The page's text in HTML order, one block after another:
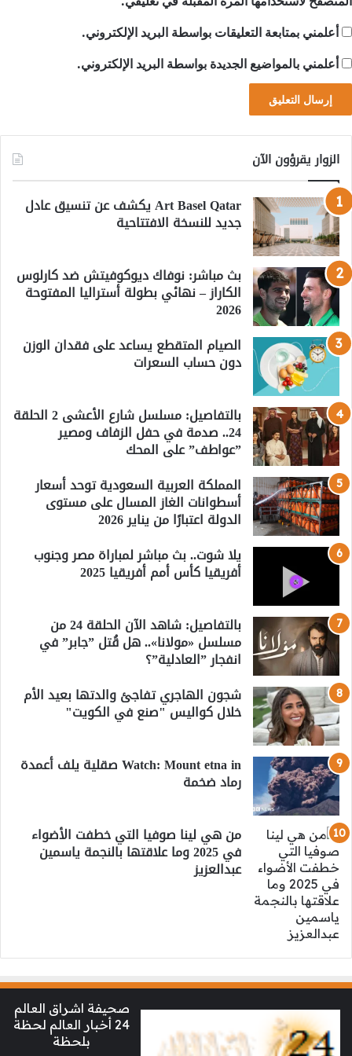
أعلمني بمتابعة التعليقات بواسطة البريد الإلكتروني.
أعلمني بالمواضيع الجديدة بواسطة البريد الإلكتروني.
الزوار يقرؤون الآن
Art Basel Qatar يكشف عن تنسيق عادل
جديد للنسخة الافتتاحية
بث مباشر: نوفاك ديوكوفيتش ضد كارلوس
الكاراز – نهائي بطولة أستراليا المفتوحة
2026
الصيام المتقطع يساعد على فقدان الوزن
دون حساب السعرات
بالتفاصيل: مسلسل شارع الأعشى 2 الحلقة
24.. صدمة في حفل الزفاف ومصير
”عواطف” على المحك
المملكة العربية السعودية توحد أسعار
أسطوانات الغاز المسال على مستوى
الدولة اعتبارًا من يناير 2026
يلا شوت.. بث مباشر لمباراة مصر وجنوب
أفريقيا كأس أمم أفريقيا 2025
بالتفاصيل: شاهد الآن الحلقة 24 من
مسلسل «مولانا».. هل قُتل ”جابر” في
انفجار ”العادلية”؟
شجون الهاجري تفاجئ والدتها بعيد الأم
خلال كواليس "صنع في الكويت"
Watch: Mount etna in صقلية يلف أعمدة
رماد ضخمة
من هي لينا صوفيا التي خطفت الأضواء
في 2025 وما علاقتها بالنجمة ياسمين
عبدالعزيز
صحيفة اشراق العالم
24 أخبار العالم لحظة
بلحظة